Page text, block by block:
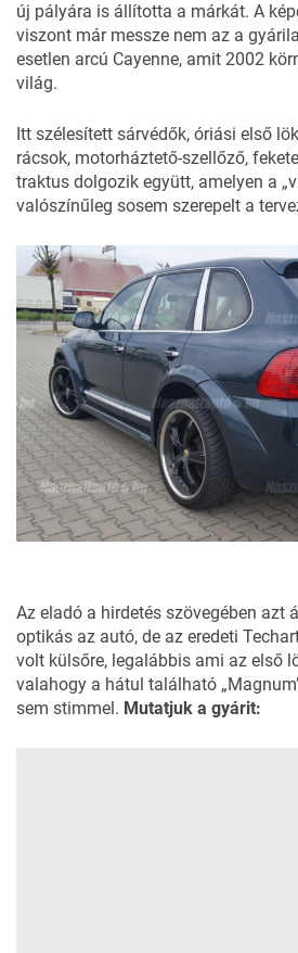
új pályára is állította a márkát. A
viszont már messze nem az a
esetlen arcú Cayenne, amit 2002
világ.
Itt szélesített sárvédők, óriási első
rácsok, motorháztető-szellőző,
traktus dolgozik együtt, amelyen a
valószínűleg sosem szerepelt a
Az eladó a hirdetés szövegében azt
optikás az autó, de az eredeti
volt külsőre, legalábbis ami az első
valahogy a hátul található
sem stimmel. Mutatjuk a gyárit: